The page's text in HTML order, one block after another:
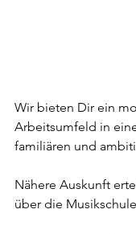
Wir bieten Dir ein
Arbeitsumfeld in
familiären und
Nähere Auskunft
über die